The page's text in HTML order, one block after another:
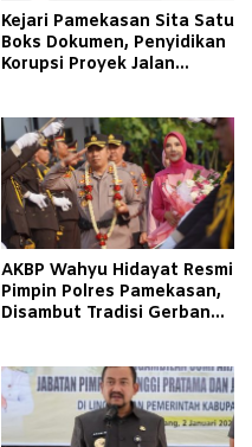
Kejari Pamekasan Sita Satu
Boks Dokumen, Penyidikan
Korupsi Proyek Jalan
AKBP Wahyu Hidayat Resmi
Pimpin Polres Pamekasan,
Disambut Tradisi Gerbang